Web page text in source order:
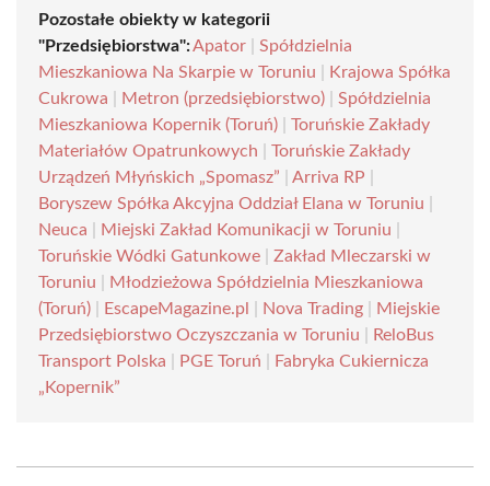
Pozostałe obiekty w kategorii
"Przedsiębiorstwa":Apator
Spółdzielnia
Mieszkaniowa Na Skarpie w Toruniu
Krajowa Spółka
Cukrowa
Metron (przedsiębiorstwo)
Spółdzielnia
Mieszkaniowa Kopernik (Toruń)
Toruńskie Zakłady
Materiałów Opatrunkowych
Toruńskie Zakłady
Urządzeń Młyńskich „Spomasz”
Arriva RP
Boryszew Spółka Akcyjna Oddział Elana w Toruniu
Neuca
Miejski Zakład Komunikacji w Toruniu
Toruńskie Wódki Gatunkowe
Zakład Mleczarski w
Toruniu
Młodzieżowa Spółdzielnia Mieszkaniowa
(Toruń)
EscapeMagazine.pl Nova Trading
Miejskie
Przedsiębiorstwo Oczyszczania w Toruniu
ReloBus
Transport Polska
PGE Toruń
Fabryka Cukiernicza
„Kopernik”